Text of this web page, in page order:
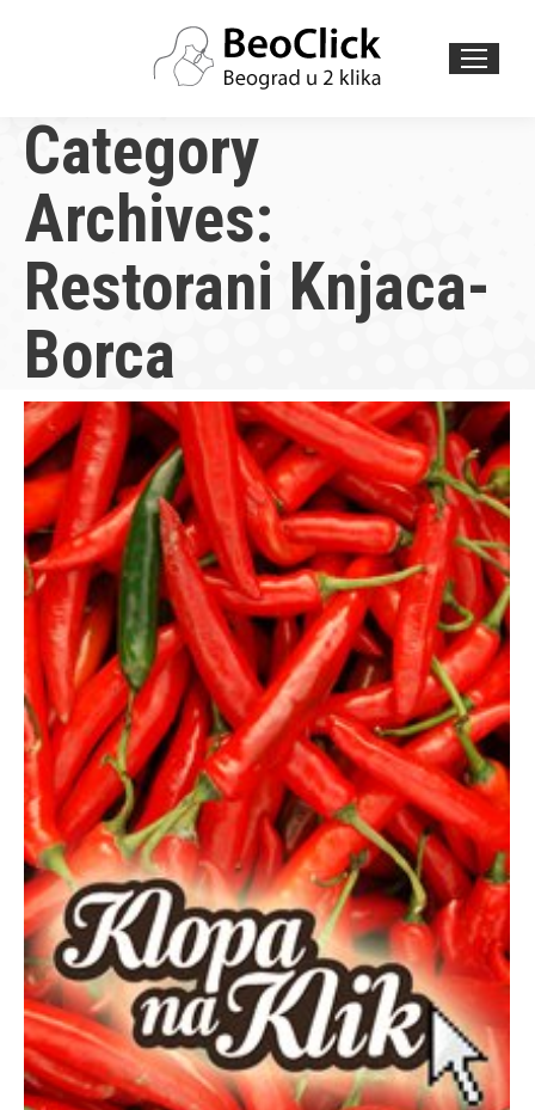
Category
Archives:
Restorani Knjaca-
Borca